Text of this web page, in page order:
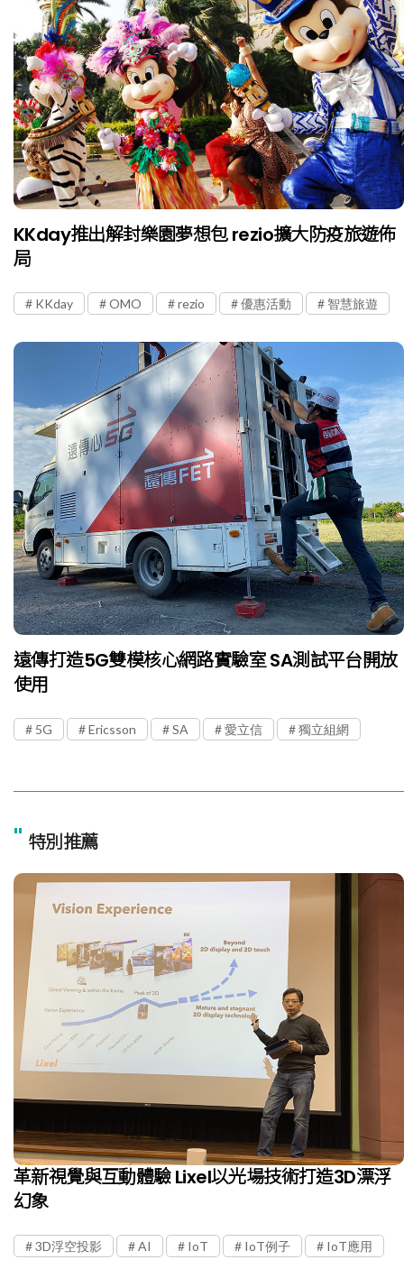
KKday推出解封樂園夢想包 rezio擴大防疫旅遊佈
局
KKday OMO rezio 優惠活動 智慧旅遊
遠傳打造5G雙模核心網路實驗室 SA測試平台開放
使用
5G Ericsson SA 愛立信 獨立組網
" 特別推薦
革新視覺與互動體驗 Lixel以光場技術打造3D漂浮
幻象
3D浮空投影 AI IoT IoT例子 IoT應用